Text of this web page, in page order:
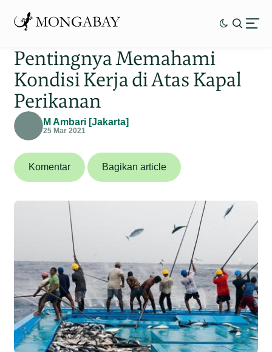
Pentingnya Memahami
Kondisi Kerja di Atas Kapal
Perikanan
M Ambari [Jakarta]
25 Mar 2021
Komentar Bagikan article